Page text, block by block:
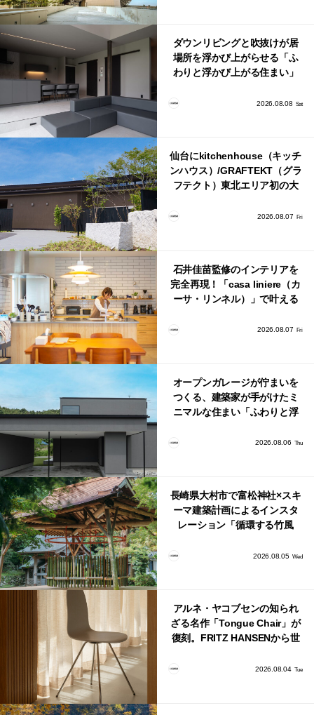
ダウンリビングと吹抜けが居
場所を浮かび上がらせる「ふ
わりと浮かび上がる住まい」
2026.08.08 Sat
仙台にkitchenhouse（キッチ
ンハウス）/GRAFTEKT（グラ
フテクト）東北エリア初の大
2026.08.07 Fri
石井佳苗監修のインテリアを
完全再現！「casa liniere（カ
ーサ・リンネル）」で叶える
2026.08.07 Fri
オープンガレージが佇まいを
つくる、建築家が手がけたミ
ニマルな住まい「ふわりと浮
2026.08.06 Thu
長崎県大村市で富松神社×スキ
ーマ建築計画によるインスタ
レーション「循環する竹風
2026.08.05 Wed
アルネ・ヤコブセンの知られ
ざる名作「Tongue Chair」が
復刻。FRITZ HANSENから世
2026.08.04 Tue